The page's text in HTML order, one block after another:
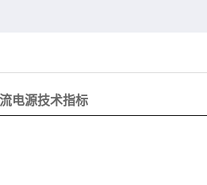
电源技术指标
公司